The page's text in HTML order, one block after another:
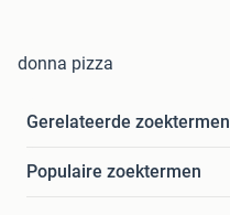
donna pizza
Gerelateerde zoektermen
Populaire zoektermen